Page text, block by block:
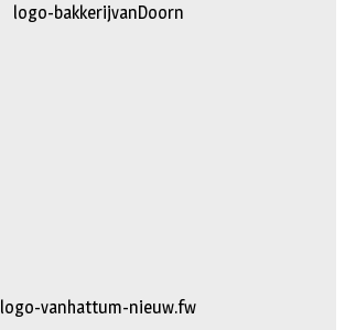
logo-bakkerijvanDoorn
logo-vanhattum-nieuw.fw